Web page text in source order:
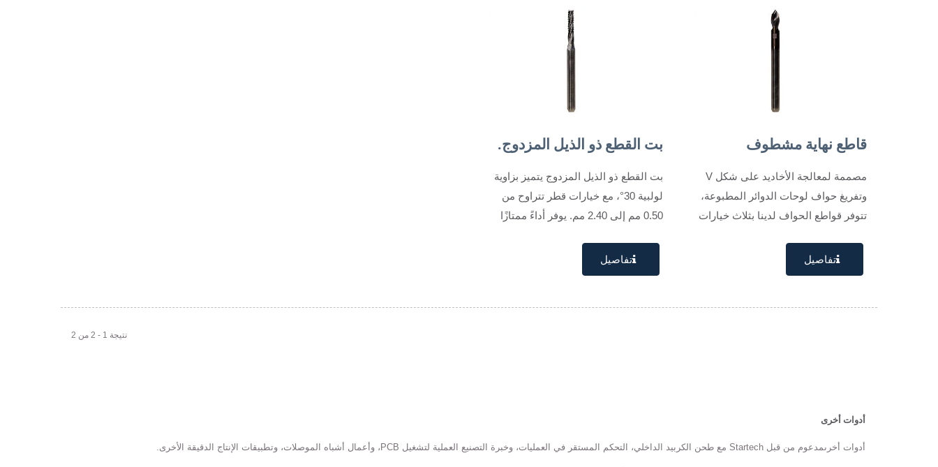
قاطع نهاية مشطوف
مصممة لمعالجة الأخاديد على شكل V
وتفريغ حواف لوحات الدوائر المطبوعة،
تتوفر قواطع الحواف لدينا بثلاث خيارات
تفاصيل
بت القطع ذو الذيل المزدوج.
بت القطع ذو الذيل المزدوج يتميز بزاوية
لولبية 30°، مع خيارات قطر تتراوح من
0.50 مم إلى 2.40 مم. يوفر أداءً ممتازًا
تفاصيل
نتيجة 1 - 2 من 2
أدوات أخرى
أدوات أخرىمدعوم من قبل Startech مع طحن الكربيد الداخلي، التحكم المستقر في العمليات، وخبرة التصنيع العملية لتشغيل PCB، وأعمال أشباه الموصلات، وتطبيقات الإنتاج الدقيقة الأخرى.